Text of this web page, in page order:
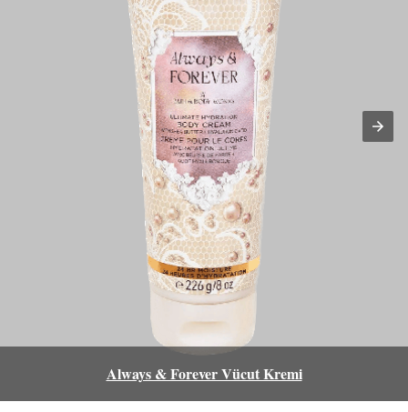
Always & Forever Vücut Kremi